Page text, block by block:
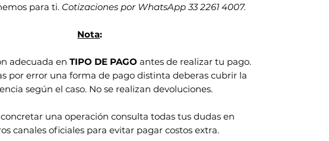
para ti. Cotizaciones por WhatsApp 33 2261 4007.
Nota:
adecuada en TIPO DE PAGO antes de realizar tu pago.
por error una forma de pago distinta deberas cubrir la
según el caso. No se realizan devoluciones.
una operación consulta todas tus dudas en
canales oficiales para evitar pagar costos extra.